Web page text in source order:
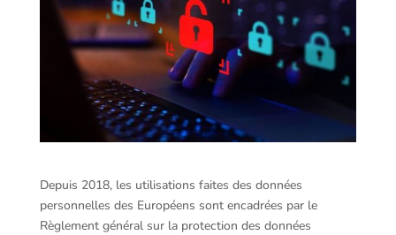
Depuis 2018, les utilisations faites des données
personnelles des Européens sont encadrées par le
Règlement général sur la protection des données